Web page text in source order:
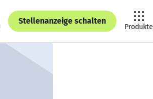
Stellenanzeige schalten
Produkte